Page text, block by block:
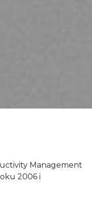
Management
2006 i